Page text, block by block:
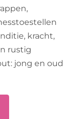
kracht,
rustig
jong en oud